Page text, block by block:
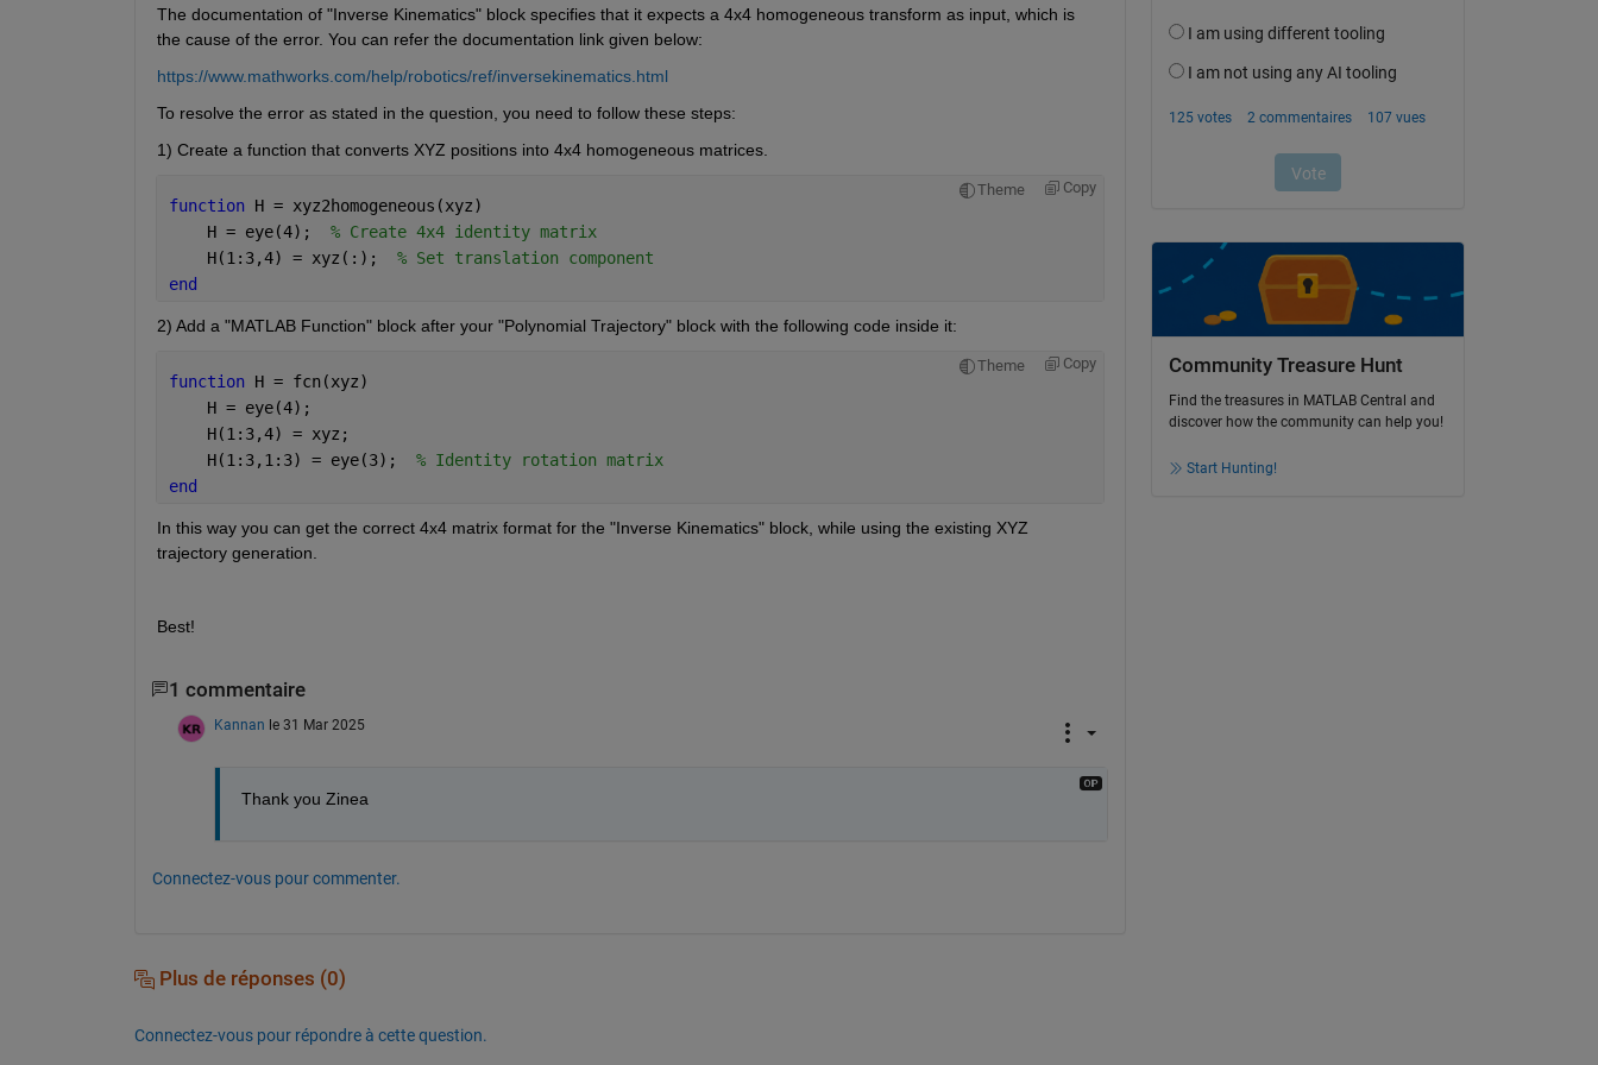
The documentation of "Inverse Kinematics" block specifies that it expects a 4x4 homogeneous transform as input, which is
the cause of the error. You can refer the documentation link given below:
https://www.mathworks.com/help/robotics/ref/inversekinematics.html
To resolve the error as stated in the question, you need to follow these steps:
1) Create a function that converts XYZ positions into 4x4 homogeneous matrices.
Theme Copy
function H = xyz2homogeneous(xyz)
    H = eye(4);
% Create 4x4 identity matrix
    H(1:3,4) = xyz(:);
% Set translation component
end
2) Add a "MATLAB Function" block after your "Polynomial Trajectory" block with the following code inside it:
Theme Copy
function H = fcn(xyz)
    H = eye(4);
    H(1:3,4) = xyz;
    H(1:3,1:3) = eye(3);
% Identity rotation matrix
end
In this way you can get the correct 4x4 matrix format for the "Inverse Kinematics" block, while using the existing XYZ
trajectory generation.
Best!
1 commentaire
Kannan le 31 Mar 2025
Thank you Zinea
Connectez-vous pour commenter.
Plus de réponses (0)
Connectez-vous pour répondre à cette question.
Community Treasure Hunt
Find the treasures in MATLAB Central and
discover how the community can help you!
Start Hunting!